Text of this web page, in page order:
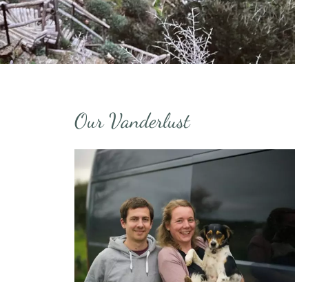
Our Vanderlust